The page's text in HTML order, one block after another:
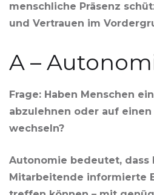
menschliche Präsenz
und Vertrauen im
A –
Frage: Haben Menschen
abzulehnen oder auf einen
wechseln?
Autonomie bedeutet, dass
Mitarbeitende informierte